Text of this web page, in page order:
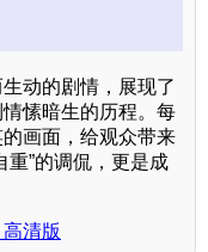
动的剧情，展现了
愫暗生的历程。每
画面，给观众带来
重”的调侃，更是成
清版